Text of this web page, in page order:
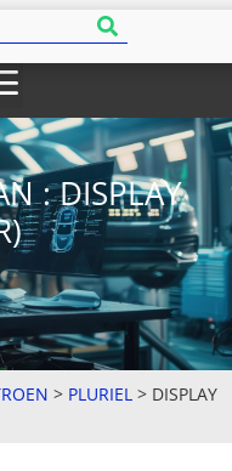
: DISPLAY
> PLURIEL > DISPLAY